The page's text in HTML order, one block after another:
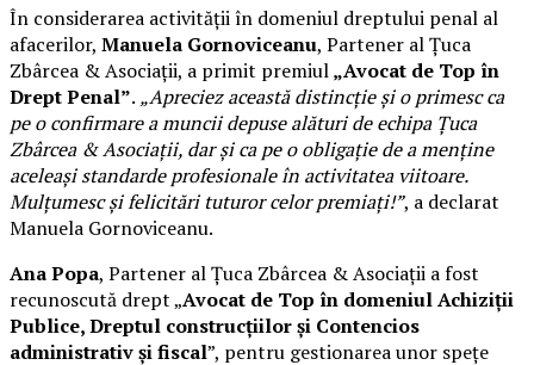
În considerarea activității în domeniul dreptului penal al
afacerilor, Manuela Gornoviceanu, Partener al Țuca
Zbârcea & Asociații, a primit premiul„Avocat de Top în
Drept Penal”. „Apreciez această distincție și o primesc ca
pe o confirmare a muncii depuse alături de echipa Țuca
Zbârcea & Asociații, dar și ca pe o obligație de a menține
aceleași standarde profesionale în activitatea viitoare.
Mulțumesc și felicitări tuturor celor premiați!”, a declarat
Manuela Gornoviceanu.
Ana Popa, Partener al Țuca Zbârcea & Asociații a fost
recunoscută drept „Avocat de Top în domeniul Achiziții
Publice, Dreptul construcțiilor și Contencios
administrativ și fiscal”, pentru gestionarea unor spețe